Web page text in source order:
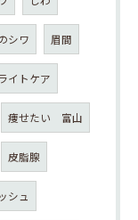
シワ 眉間
イトケア
痩せたい 富山
皮脂腺
シュ